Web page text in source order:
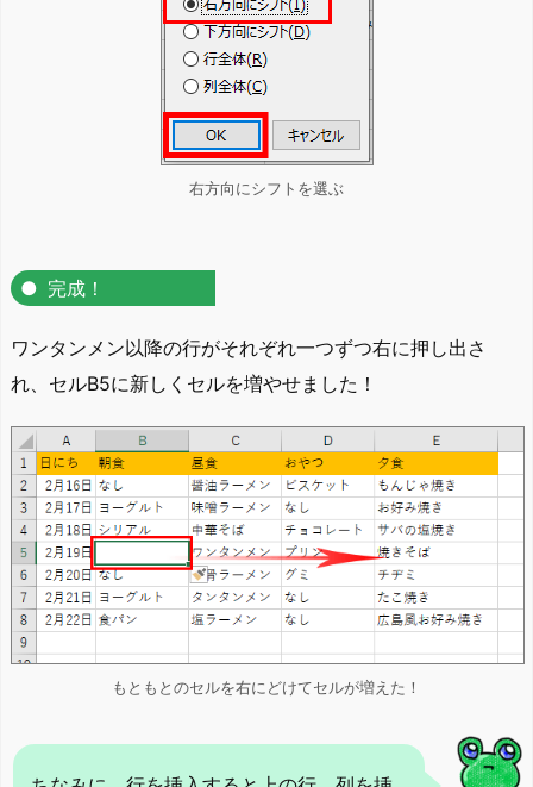
右方向にシフトを選ぶ
完成！
ワンタンメン以降の行がそれぞれ一つずつ右に押し出さ
れ、セルB5に新しくセルを増やせました！
もともとのセルを右にどけてセルが増えた！